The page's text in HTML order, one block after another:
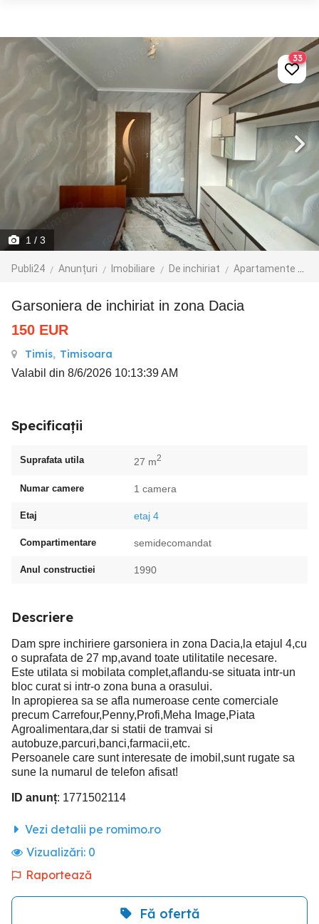
1 / 3
Publi24 Anunțuri Imobiliare De inchiriat Apartamente de inchiriat
33
Garsoniera de inchiriat in zona Dacia
150 EUR
Timis, Timisoara
Valabil din 8/6/2026 10:13:39 AM
Specificații
Suprafata utila 27 m2
Numar camere 1 camera
Etaj etaj 4
Compartimentare semidecomandat
Anul constructiei 1990
Descriere
Dam spre inchiriere garsoniera in zona Dacia,la etajul 4,cu
o suprafata de 27 mp,avand toate utilitatile necesare.
Este utilata si mobilata complet,aflandu-se situata intr-un
bloc curat si intr-o zona buna a orasului.
In apropierea sa se afla numeroase cente comerciale
precum Carrefour,Penny,Profi,Meha Image,Piata
Agroalimentara,dar si statii de tramvai si
autobuze,parcuri,banci,farmacii,etc.
Persoanele care sunt interesate de imobil,sunt rugate sa
sune la numarul de telefon afisat!
ID anunț: 1771502114
Vezi detalii pe romimo.ro
Vizualizări: 0
Raportează
Fă ofertă